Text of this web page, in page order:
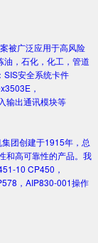
被广泛应用于高风险
，石化，化工，管道
SIS安全系统卡件
，
输出通讯模块等
团创建于1915年，总
和高可靠性的产品。我
10 CP450，
，AIP830-001操作